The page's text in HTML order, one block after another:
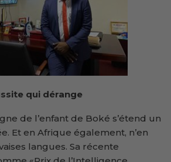
qui dérange
de l’enfant de Boké s’étend un
Et en Afrique également, n’en
langues. Sa récente